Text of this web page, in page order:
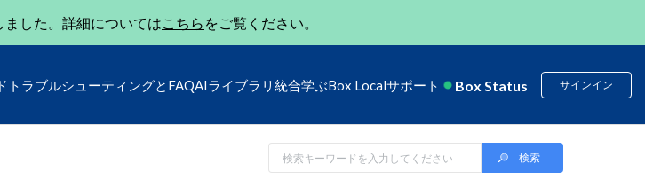
ました。詳細についてはこちら をご覧ください。
トラブルシューティングとFAQAIライブラリ 統合学ぶBox Localサポート Box Status サインイン